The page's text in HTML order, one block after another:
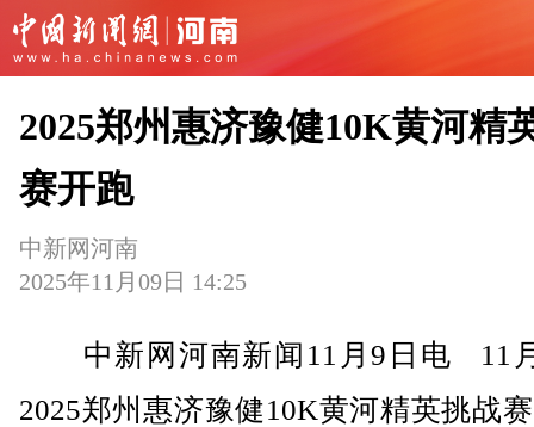
2025郑州惠济豫健10K黄河精
赛开跑
中新网河南
2025年11月09日 14:25
中新网河南新闻11月9日电 11
2025郑州惠济豫健10K黄河精英挑战